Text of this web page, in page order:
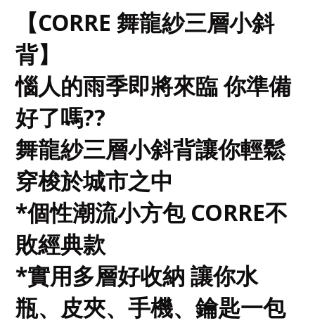
【CORRE 舞龍紗三層小斜
背】
惱人的雨季即將來臨 你準備
好了嗎??
舞龍紗三層小斜背讓你輕鬆
穿梭於城市之中
*個性潮流小方包 CORRE不
敗經典款
*實用多層好收納 讓你水
瓶、皮夾、手機、鑰匙一包